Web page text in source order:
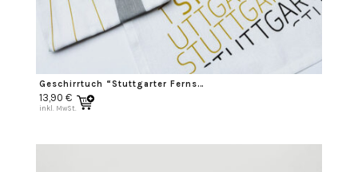
Geschirrtuch “Stuttgarter Fernsehturm”
13,90 €
inkl. MwSt.